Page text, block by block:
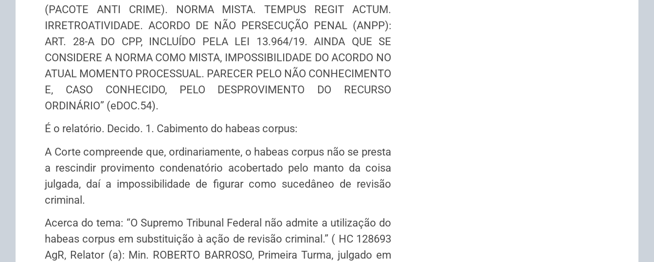
(PACOTE ANTI CRIME). NORMA MISTA. TEMPUS REGIT ACTUM.
IRRETROATIVIDADE. ACORDO DE NÃO PERSECUÇÃO PENAL (ANPP):
ART. 28-A DO CPP, INCLUÍDO PELA LEI 13.964/19. AINDA QUE SE
CONSIDERE A NORMA COMO MISTA, IMPOSSIBILIDADE DO ACORDO NO
ATUAL MOMENTO PROCESSUAL. PARECER PELO NÃO CONHECIMENTO
E, CASO CONHECIDO, PELO DESPROVIMENTO DO RECURSO
ORDINÁRIO” (eDOC.54).
É o relatório. Decido. 1. Cabimento do habeas corpus:
A Corte compreende que, ordinariamente, o habeas corpus não se presta
a rescindir provimento condenatório acobertado pelo manto da coisa
julgada, daí a impossibilidade de figurar como sucedâneo de revisão
criminal.
Acerca do tema: “O Supremo Tribunal Federal não admite a utilização do
habeas corpus em substituição à ação de revisão criminal.” ( HC 128693
AgR, Relator (a): Min. ROBERTO BARROSO, Primeira Turma, julgado em